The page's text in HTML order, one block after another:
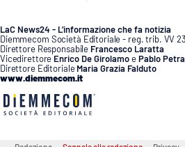
Cosenzachannel.it
LaC News24 - L’informazione che fa notizia
Diemmecom Società Editoriale - reg. trib. VV
Direttore Responsabile Francesco Laratta
Vicedirettore Enrico De GirolamoePablo
Direttore Editoriale Maria Grazia Falduto
www.diemmecom.it